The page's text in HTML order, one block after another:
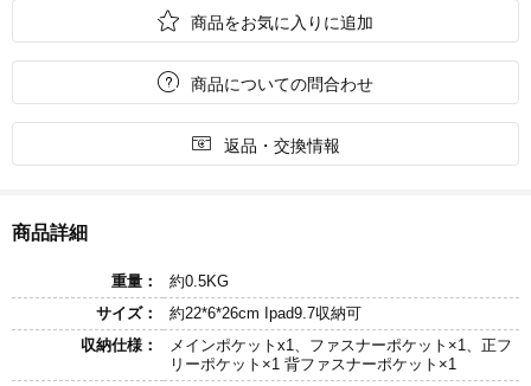
 商品をお気に入りに追加
 商品についての問合わせ
 返品・交換情報
商品詳細
重量：
約0.5KG
サイズ：
約22*6*26cm Ipad9.7収納可
収納仕様：
メインポケットx1、ファスナーポケット×1、正フ
リーポケット×1 背ファスナーポケット×1